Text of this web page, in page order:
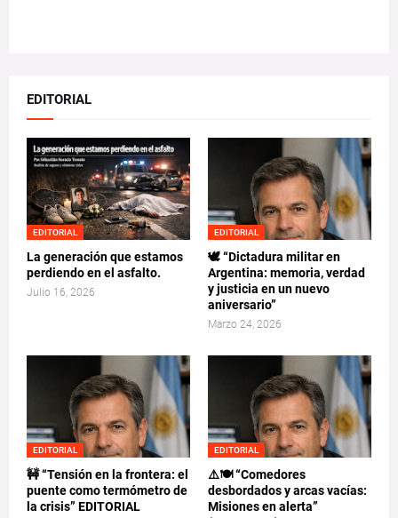
EDITORIAL
EDITORIAL
La generación que estamos
perdiendo en el asfalto.
Julio 16, 2026
EDITORIAL
🕊️ “Dictadura militar en
Argentina: memoria, verdad
y justicia en un nuevo
aniversario”
Marzo 24, 2026
EDITORIAL
🚧 “Tensión en la frontera: el
puente como termómetro de
la crisis” EDITORIAL
EDITORIAL
⚠️🍽️ “Comedores
desbordados y arcas vacías:
Misiones en alerta”